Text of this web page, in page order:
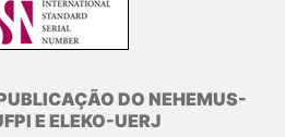
DO NEHEMUS-
E ELEKO-UERJ